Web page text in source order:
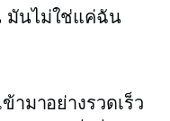
มันไม่ใช่แค่ฉัน
ามาอย่างรวดเร็ว